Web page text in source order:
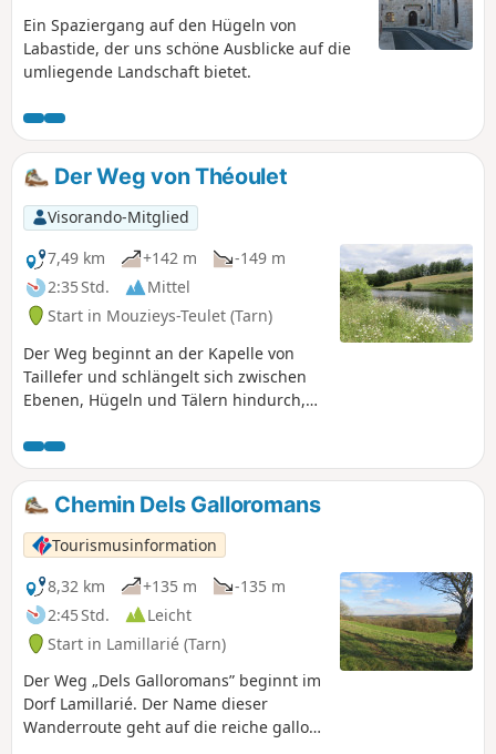
Ein Spaziergang auf den Hügeln von
Labastide, der uns schöne Ausblicke auf die
umliegende Landschaft bietet.
Der Weg von Théoulet
Visorando-Mitglied
7,49 km
+142 m
-149 m
2:35 Std.
Mittel
Start in Mouzieys-Teulet (Tarn)
Der Weg beginnt an der Kapelle von
Taillefer und schlängelt sich zwischen
Ebenen, Hügeln und Tälern hindurch,
führt an einem Teil des Lézert entlang,
der im Frühling sehr angenehm ist und
wo die Wege wunderschön sind.
Chemin Dels Galloromans
Tourismusinformation
8,32 km
+135 m
-135 m
2:45 Std.
Leicht
Start in Lamillarié (Tarn)
Der Weg „Dels Galloromans” beginnt im
Dorf Lamillarié. Der Name dieser
Wanderroute geht auf die reiche gallo-